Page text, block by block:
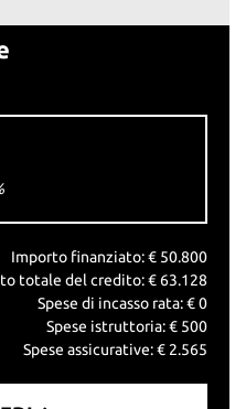
Importo finanziato: € 50.800
totale del credito: € 63.128
Spese di incasso rata: €0
Spese istruttoria: € 500
Spese assicurative: € 2.565